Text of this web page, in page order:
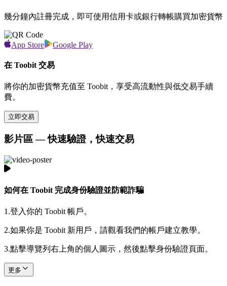
幾分鐘內註冊完成，即可使用信用卡或銀行轉帳購買加密貨幣
App Store Google Play
在 Toobit 交易
將你的加密貨幣充值至 Toobit，享受高流動性與低交易手續
費。
立即交易
影片區 — 快速驗證，快速交易
如何在 Toobit 完成身份驗證並防範詐騙
1.登入你的 Toobit 帳戶。
2.如果你是 Toobit 新用戶，請觀看我們的帳戶建立教學。
3.點擊導覽列右上角的個人圖示，然後點擊身份驗證頁面。
更多